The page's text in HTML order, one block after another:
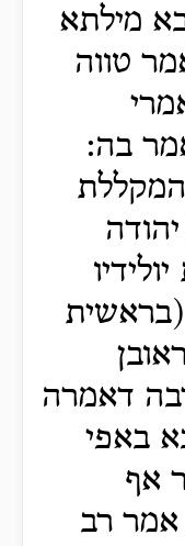
מילתא
טווה
בה:
(בראשית
דאמרה
באפי
אף
אמר רב